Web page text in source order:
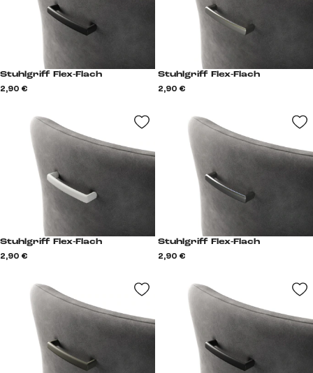
Stuhlgriff Flex-Flach
2,90 €
Stuhlgriff Flex-Flach
2,90 €
Stuhlgriff Flex-Flach
2,90 €
Stuhlgriff Flex-Flach
2,90 €